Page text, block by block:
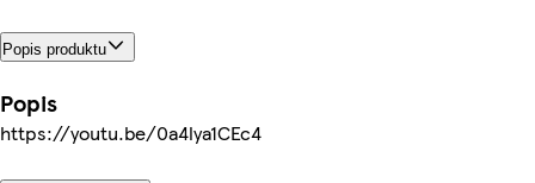
Popis produktu
Popis
https://youtu.be/0a4lya1CEc4